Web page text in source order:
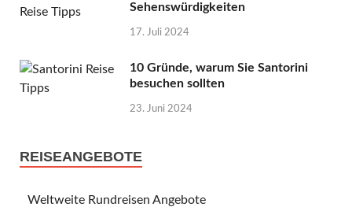
Sehenswürdigkeiten
17. Juli 2024
10 Gründe, warum Sie Santorini
besuchen sollten
23. Juni 2024
REISEANGEBOTE
Weltweite Rundreisen Angebote